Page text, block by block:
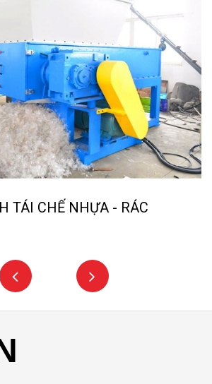
TÁI CHẾ NHỰA - RÁC